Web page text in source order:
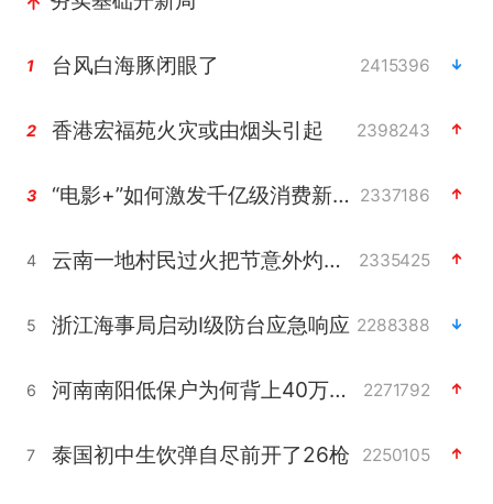
1 台风白海豚闭眼了 2415396
2 香港宏福苑火灾或由烟头引起 2398243
3 “电影+”如何激发千亿级消费新活力？ 2337186
4 云南一地村民过火把节意外灼伤16人 2335425
5 浙江海事局启动Ⅰ级防台应急响应 2288388
6 河南南阳低保户为何背上40万元贷款 2271792
7 泰国初中生饮弹自尽前开了26枪 2250105